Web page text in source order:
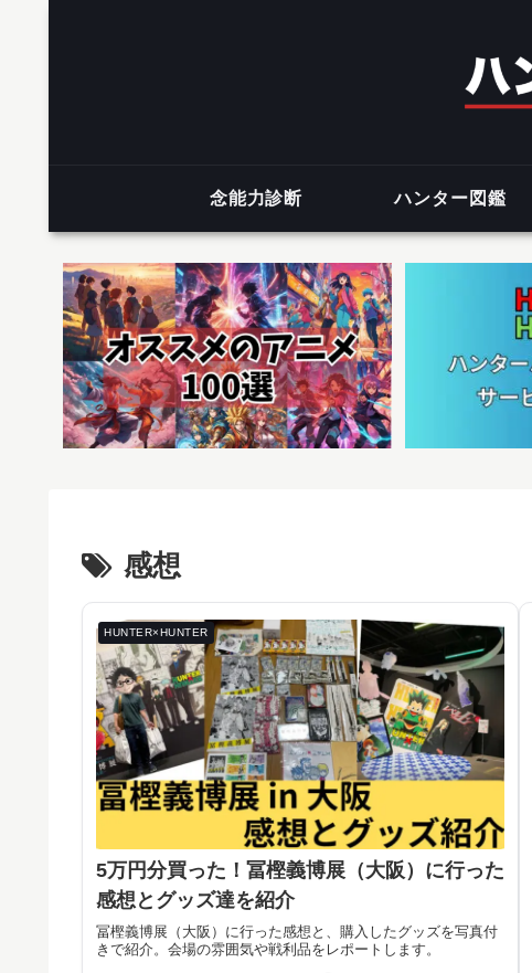
念能力診断 ハンター図鑑
感想
HUNTER×HUNTER
5万円分買った！冨樫義博展（大阪）に行った
感想とグッズ達を紹介
冨樫義博展（大阪）に行った感想と、購入したグッズを写真付
きで紹介。会場の雰囲気や戦利品をレポートします。